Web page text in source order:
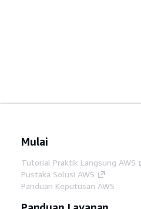
Mulai
Tutorial Praktik Langsung AWS
Pustaka Solusi AWS
Panduan Keputusan AWS